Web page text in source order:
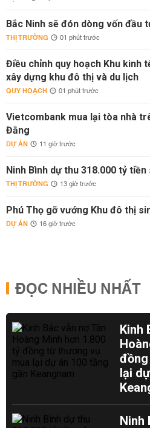
Bắc Ninh sẽ đón dòng vốn đầu
THỊ TRƯỜNG 01 phút trước
Điều chỉnh quy hoạch Khu kinh
xây dựng khu đô thị và du lịch
QUY HOẠCH 01 phút trước
Vietcombank mua lại tòa nhà
Đằng
DỰ ÁN 11 giờ trước
Ninh Bình dự thu 318.000 tỷ
THỊ TRƯỜNG 13 giờ trước
Phú Thọ gỡ vướng Khu đô thị
DỰ ÁN 16 giờ trước
ĐỌC NHIỀU NHẤT
Kinh
lại
Ninh